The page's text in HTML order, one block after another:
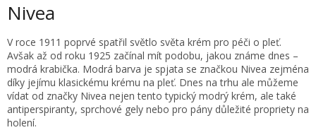
Nivea
V roce 1911 poprvé spatřil světlo světa krém pro péči o pleť.
Avšak až od roku 1925 začínal mít podobu, jakou známe dnes –
modrá krabička. Modrá barva je spjata se značkou Nivea zejména
díky jejímu klasickému krému na pleť. Dnes na trhu ale můžeme
vídat od značky Nivea nejen tento typický modrý krém, ale také
antiperspiranty, sprchové gely nebo pro pány důležité propriety na
holení.